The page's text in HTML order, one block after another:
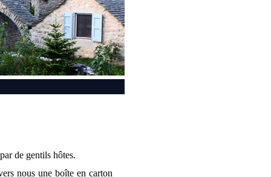
de gentils hôtes.
nous une boîte en carton